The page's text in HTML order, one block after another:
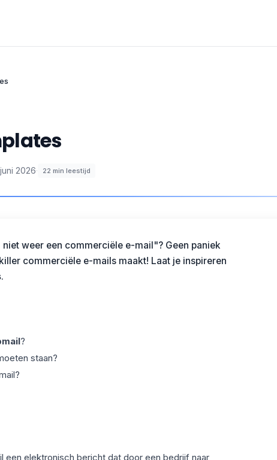
2026· 22 min leestijd
weer een commerciële e-mail"? Geen paniek
commerciële e-mails maakt! Laat je inspireren
.
?
staan?
een elektronisch berichtdat door een bedrijf naar